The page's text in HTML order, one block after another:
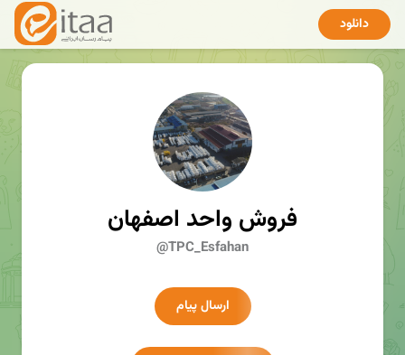
دانلود
فروش واحد اصفهان
@TPC_Esfahan
ارسال پیام